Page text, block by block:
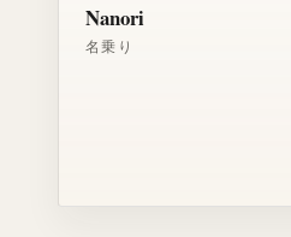
Nanori
名乗り